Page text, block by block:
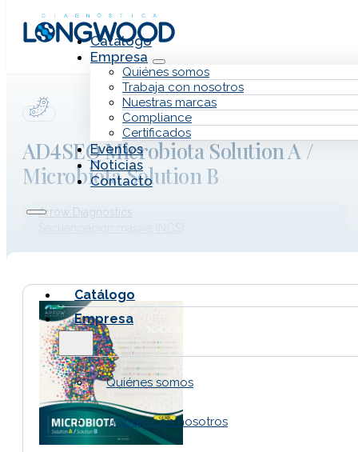
Saltar al contenido principal
Catálogo
Empresa
Quiénes somos
Trabaja con nosotros
Nuestras marcas
Compliance
Certificados
Eventos
Noticias
Contacto
Catálogo
Empresa
Quiénes somos
Trabaja con nosotros
AD4SEQ Microbiota Solution A /
Microbiota Solution B
Arrow Diagnostics